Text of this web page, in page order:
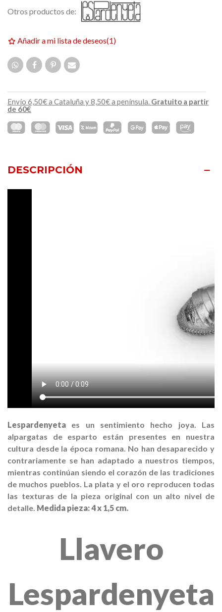
Otros productos de:
Añadir a mi lista de deseos(1)
Envío 6,50€ a Cataluña y 8,50€ a península. Gratuito a partir
de 60€
DESCRIPCIÓN
Lespardenyeta es un sentimiento hecho joya
Las
alpargatas
de esparto están presentes en nuestra
cultura desde la época romana. No han desaparecido y
contrariamente se han adaptado a nuestros tiempos
mientras continúan siendo el corazón de las tradiciones
de muchos pueblos. La plata yel oro reproducen todas
las texturas de la pieza original con un alto nivel de
detalle. Medida pieza:4 x 1,5 cm.
Llavero
Lespardenyeta